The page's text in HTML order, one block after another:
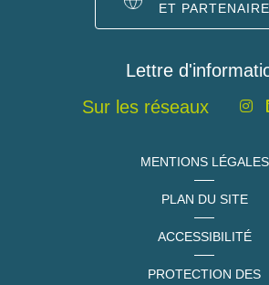
ET
Lettre
Sur les réseaux
MENTIONS LÉGALES
PLAN DU SITE
ACCESSIBILITÉ
PROTECTION DES